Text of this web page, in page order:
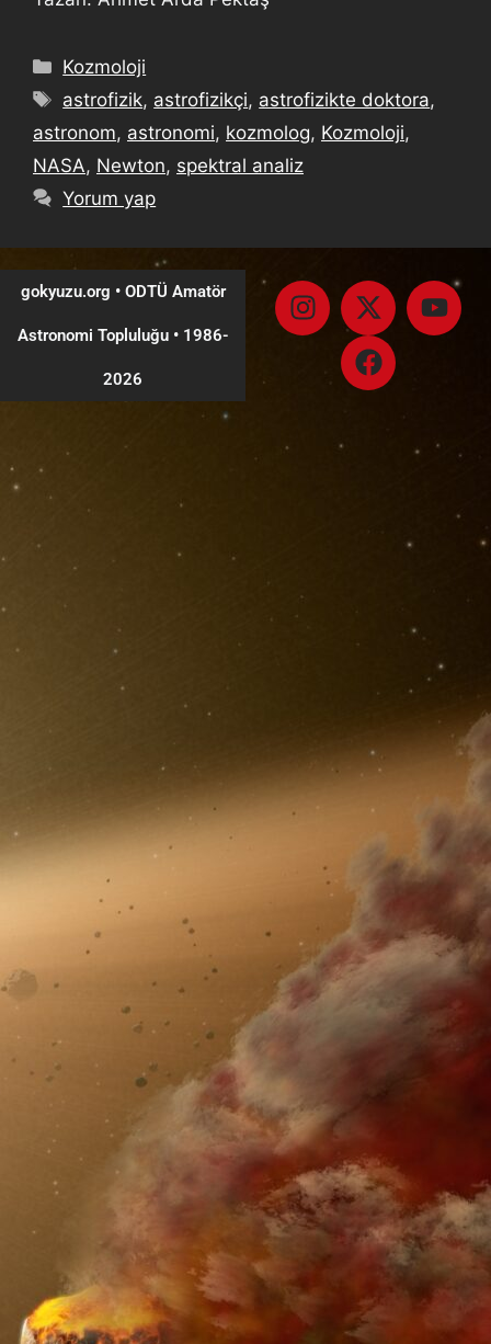
Kozmoloji
astrofizik, astrofizikçi, astrofizikte doktora,
astronom, astronomi, kozmolog, Kozmoloji,
NASA, Newton, spektral analiz
Yorum yap
gokyuzu.org • ODTÜ Amatör
Astronomi Topluluğu •1986-
2026